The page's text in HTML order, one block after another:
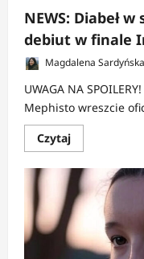
NEWS: Diabeł
debiut w finale
Magdalena
UWAGA NA
Mephisto wreszcie
CzytajDowiedz
się
o
NEWS:
Diabeł
w
szczegółach
–
tajemniczy
debiut